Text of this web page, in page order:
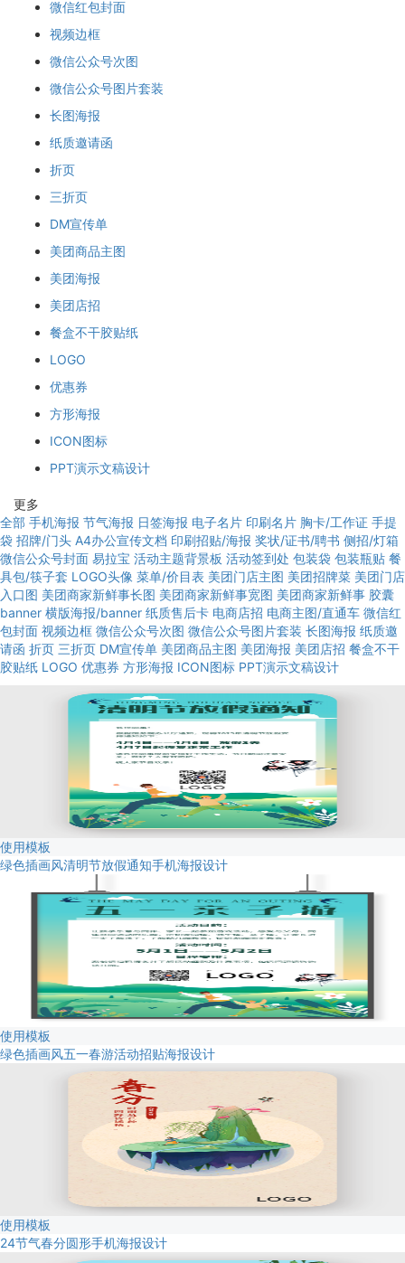
微信红包封面
视频边框
微信公众号次图
微信公众号图片套装
长图海报
纸质邀请函
折页
三折页
DM宣传单
美团商品主图
美团海报
美团店招
餐盒不干胶贴纸
LOGO
优惠券
方形海报
ICON图标
PPT演示文稿设计
更多
全部 手机海报 节气海报 日签海报 电子名片 印刷名片 胸卡/工作证 手提
袋 招牌/门头 A4办公宣传文档 印刷招贴/海报 奖状/证书/聘书 侧招/灯箱
微信公众号封面 易拉宝 活动主题背景板 活动签到处 包装袋 包装瓶贴 餐
具包/筷子套 LOGO头像 菜单/价目表 美团门店主图 美团招牌菜 美团门店
入口图 美团商家新鲜事长图 美团商家新鲜事宽图 美团商家新鲜事 胶囊
banner 横版海报/banner 纸质售后卡 电商店招 电商主图/直通车 微信红
包封面 视频边框 微信公众号次图 微信公众号图片套装 长图海报 纸质邀
请函 折页 三折页 DM宣传单 美团商品主图 美团海报 美团店招 餐盒不干
胶贴纸 LOGO 优惠券 方形海报 ICON图标 PPT演示文稿设计
使用模板
绿色插画风清明节放假通知手机海报设计
使用模板
绿色插画风五一春游活动招贴海报设计
使用模板
24节气春分圆形手机海报设计